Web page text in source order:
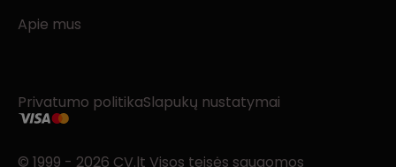
Apie mus
Privatumo politikaSlapukų nustatymai
© 1999 - 2026 CV.lt Visos teisės saugomos